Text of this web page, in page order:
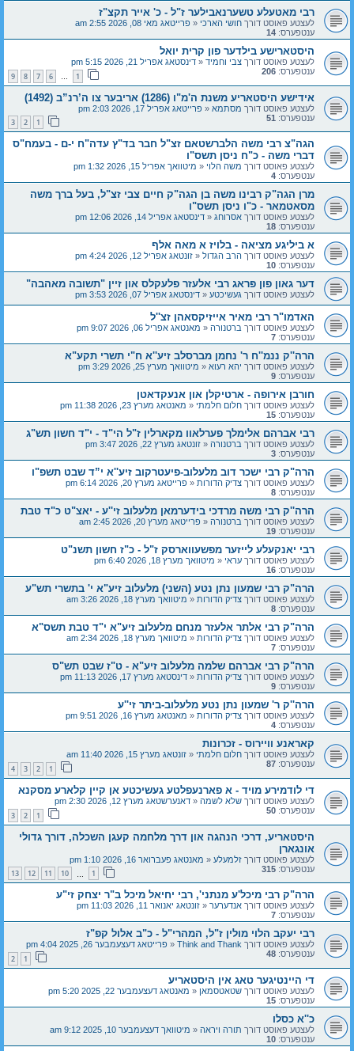
רבי מאטעלע טשערנאבילער ז"ל - כ' אייר תקצ"ז
לעצטע פאוסט דורך חושי הארכי « פרייטאג מאי 08, 2026 2:55 am
ענטפערס: 14
היסטארישע בילדער פון קרית יואל
לעצטע פאוסט דורך צבי וחמיד « דינסטאג אפריל 21, 2026 5:15 pm
ענטפערס: 206
1
…
6
7
8
9
אידישע היסטאריע משנת ה'מ"ו (1286) אריבער צו ה’רנ”ב (1492)
לעצטע פאוסט דורך מסתמא « פרייטאג אפריל 17, 2026 2:03 pm
ענטפערס: 51
1
2
3
הגה"צ רבי משה הלברשטאם זצ"ל חבר בד"ץ עדה"ח י-ם - בעמח"ס
דברי משה - כ"ח ניסן תשס"ו
לעצטע פאוסט דורך משה הלוי « מיטוואך אפריל 15, 2026 1:32 pm
ענטפערס: 4
מרן הגה"ק רבינו משה בן הגה"ק חיים צבי זצ"ל, בעל ברך משה
מסאטמאר - כ"ו ניסן תשס"ו
לעצטע פאוסט דורך אסרוחג « דינסטאג אפריל 14, 2026 12:06 pm
ענטפערס: 18
א ביליגע מציאה - בלויז א מאה אלף
לעצטע פאוסט דורך הרב הגדול « זונטאג אפריל 12, 2026 4:24 pm
ענטפערס: 10
דער גאון פון פּראג רבי אלעזר פלעקלס און זיין "תשובה מאהבה"
לעצטע פאוסט דורך געשיכטע « דינסטאג אפריל 07, 2026 3:53 pm
האדמו"ר רבי מאיר אייזיקסאהן זצ''ל
לעצטע פאוסט דורך ברטנורה « מאנטאג אפריל 06, 2026 9:07 pm
ענטפערס: 7
הרה''ק ננמ''ח ר' נחמן מברסלב זיע''א ח"י תשרי תקע"א
לעצטע פאוסט דורך יהא רעוא « מיטוואך מערץ 25, 2026 3:29 pm
ענטפערס: 9
חורבן אירופה - ארטיקלן און אנעקדאטן
לעצטע פאוסט דורך חלום חלמתי « מאנטאג מערץ 23, 2026 11:38 pm
ענטפערס: 15
רבי אברהם אלימלך פערלאוו מקארלין ז"ל הי"ד - י"ד חשון תש"ג
לעצטע פאוסט דורך ברטנורה « זונטאג מערץ 22, 2026 3:47 pm
ענטפערס: 3
הרה"ק רבי ישכר דוב מלעלוב-פיעטרקוב זיע''א י”ד שבט תשפ"ו
לעצטע פאוסט דורך צדיק הדורות « פרייטאג מערץ 20, 2026 6:14 pm
ענטפערס: 8
הרה''ק רבי משה מרדכי בידערמאן מלעלוב זי''ע - יאצ"ט כ"ד טבת
לעצטע פאוסט דורך ברטנורה « פרייטאג מערץ 20, 2026 2:45 am
ענטפערס: 19
רבי יאנקעלע לייזער מפשעווארסק ז"ל - כ"ז חשון תשנ"ט
לעצטע פאוסט דורך עראי « מיטוואך מערץ 18, 2026 6:40 pm
ענטפערס: 16
הרה"ק רבי שמעון נתן נטע (השני) מלעלוב זיע"א י' בתשרי תש"ע
לעצטע פאוסט דורך צדיק הדורות « מיטוואך מערץ 18, 2026 3:26 am
ענטפערס: 8
הרה"ק רבי אלתר אלעזר מנחם מלעלוב זיע"א י"ד טבת תשס"א
לעצטע פאוסט דורך צדיק הדורות « מיטוואך מערץ 18, 2026 2:34 am
ענטפערס: 7
הרה"ק רבי אברהם שלמה מלעלוב זיע"א - ט"ז שבט תש"ס
לעצטע פאוסט דורך צדיק הדורות « דינסטאג מערץ 17, 2026 11:13 pm
ענטפערס: 9
הרה''ק ר' שמעון נתן נטע מלעלוב-ביתר זי''ע
לעצטע פאוסט דורך צדיק הדורות « מאנטאג מערץ 16, 2026 9:51 pm
ענטפערס: 4
קאראנע וויירוס - זכרונות
לעצטע פאוסט דורך חלום חלמתי « זונטאג מערץ 15, 2026 11:40 am
ענטפערס: 87
1
2
3
4
די לודמירע מויד - א פארנעפלטע געשיכטע אן קיין קלארע מסקנא
לעצטע פאוסט דורך שלא לשמה « דאנערשטאג מערץ 12, 2026 2:30 pm
ענטפערס: 50
1
2
3
היסטאריע, דרכי הנהגה און דרך מלחמה קעגן השכלה, דורך גדולי
אונגארן
לעצטע פאוסט דורך זלמעלע « מאנטאג פעברואר 16, 2026 1:10 pm
ענטפערס: 315
1
10
11
12
13
הרה"ק רבי מיכל'ע מנתני', רבי יחיאל מיכל ב"ר יצחק זי"ע
לעצטע פאוסט דורך אנדערער « זונטאג יאנואר 11, 2026 11:03 pm
ענטפערס: 7
רבי יעקב הלוי מולין ז"ל, המהרי"ל - כ"ב אלול קפ"ז
לעצטע פאוסט דורך Think and Thank
« פרייטאג דעצעמבער 26, 2025 4:04 pm
ענטפערס: 48
1
2
די היינטיגער טאג אין היסטאריע
לעצטע פאוסט דורך שטאטסמאן « מאנטאג דעצעמבער 22, 2025 5:20 pm
ענטפערס: 15
כ''א כסלו
לעצטע פאוסט דורך תורה ויראה « מיטוואך דעצעמבער 10, 2025 9:12 am
ענטפערס: 10